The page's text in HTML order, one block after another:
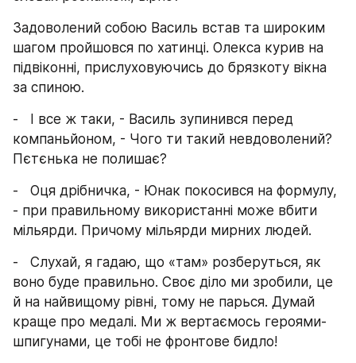
Задоволений собою Василь встав та широким
шагом пройшовся по хатинці. Олекса курив на
підвіконні, прислуховуючись до брязкоту вікна
за спиною.
-   І все ж таки, - Василь зупинився перед
компаньйоном, - Чого ти такий невдоволений?
Пєтєнька не полишає?
-   Оця дрібничка, - Юнак покосився на формулу,
- при правильному використанні може вбити
мільярди. Причому мільярди мирних людей.
-   Слухай, я гадаю, що «там» розберуться, як
воно буде правильно. Своє діло ми зробили, це
й на найвищому рівні, тому не парься. Думай
краще про медалі. Ми ж вертаємось героями-
шпигунами, це тобі не фронтове бидло!